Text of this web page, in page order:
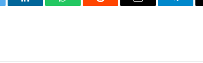
LinkedIn WhatsAppReddit
Correo